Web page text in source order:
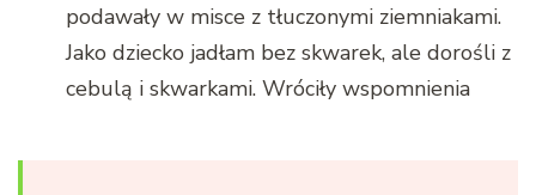
podawały w misce z tłuczonymi ziemniakami.
Jako dziecko jadłam bez skwarek, ale dorośli z
cebulą i skwarkami. Wróciły wspomnienia